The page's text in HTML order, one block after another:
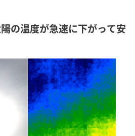
の温度が急速に下がって安